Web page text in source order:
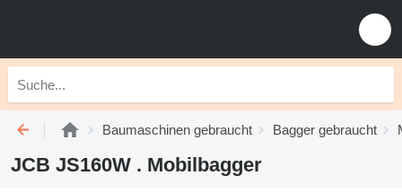
Baumaschinen gebraucht Bagger gebraucht
JCB JS160W . Mobilbagger